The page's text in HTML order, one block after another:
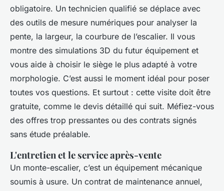
obligatoire. Un technicien qualifié se déplace avec
des outils de mesure numériques pour analyser la
pente, la largeur, la courbure de l’escalier. Il vous
montre des simulations 3D du futur équipement et
vous aide à choisir le siège le plus adapté à votre
morphologie. C’est aussi le moment idéal pour poser
toutes vos questions. Et surtout : cette visite doit être
gratuite, comme le devis détaillé qui suit. Méfiez-vous
des offres trop pressantes ou des contrats signés
sans étude préalable.
L'entretien et le service après-vente
Un monte-escalier, c’est un équipement mécanique
soumis à usure. Un contrat de maintenance annuel,